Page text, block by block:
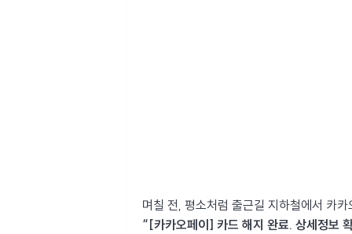
며칠 전, 평소처럼 출근길 지하철에서 카
“[카카오페이] 카드 해지 완료. 상세정보